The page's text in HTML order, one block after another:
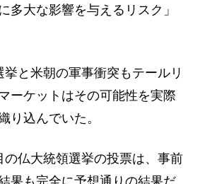
多大な影響を与えるリスク」
と米朝の軍事衝突もテールリ
ーケットはその可能性を実際
り込んでいた。
仏大統領選挙の投票は、事前